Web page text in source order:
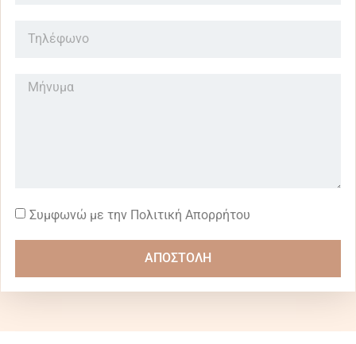
Συμφωνώ με την Πολιτική Απορρήτου
ΑΠΟΣΤΟΛΗ